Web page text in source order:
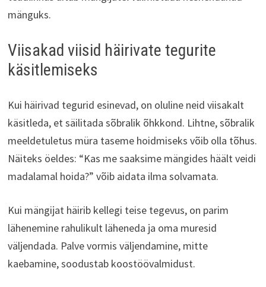
mänguks.
Viisakad viisid häirivate tegurite
käsitlemiseks
Kui häirivad tegurid esinevad, on oluline neid viisakalt
käsitleda, et säilitada sõbralik õhkkond. Lihtne, sõbralik
meeldetuletus müra taseme hoidmiseks võib olla tõhus.
Näiteks öeldes: “Kas me saaksime mängides häält veidi
madalamal hoida?” võib aidata ilma solvamata.
Kui mängijat häirib kellegi teise tegevus, on parim
lähenemine rahulikult läheneda ja oma muresid
väljendada. Palve vormis väljendamine, mitte
kaebamine, soodustab koostöövalmidust.